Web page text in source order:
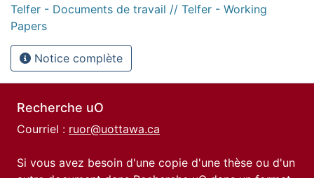
Telfer - Documents de travail // Telfer - Working
Papers
Notice complète
Recherche uO
Courriel : ruor@uottawa.ca
Si vous avez besoin d'une copie d'une thèse ou d'un